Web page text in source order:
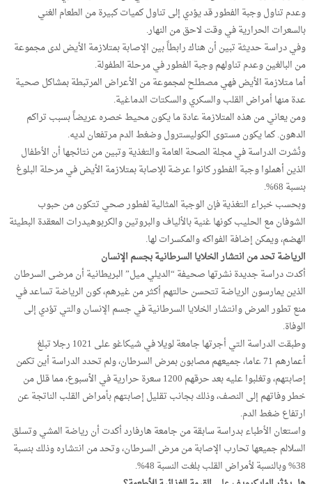
وعدم تناول وجبة الفطور قد يؤدي إلى تناول كميات كبيرة من الطعام الغني
بالسعرات الحرارية في وقت لاحق من النهار.
وفي دراسة حديثة تبين أن هناك رابطاً بين الإصابة بمتلازمة الأيض لدى مجموعة
من البالغين وعدم تناولهم وجبة الفطور في مرحلة الطفولة.
أما متلازمة الأيض فهي مصطلح لمجموعة من الأعراض المرتبطة بمشاكل صحية
عدة منها أمراض القلب والسكري والسكتات الدماغية.
ومن يعاني من هذه المتلازمة عادة ما يكون محيط خصره عريضاً بسبب تراكم
الدهون. كما يكون مستوى الكوليسترول وضغط الدم مرتفعان لديه.
ونُشرت الدراسة في مجلة الصحة العامة والتغذية وتبين من نتائجها أن الأطفال
الذين أهملوا وجبة الفطور كانوا عرضة للإصابة بمتلازمة الأيض في مرحلة البلوغ
بنسبة 68%.
وبحسب خبراء التغذية فإن الوجبة المثالية لفطور صحي تتكون من حبوب
الشوفان مع الحليب كونها غنية بالألياف والبروتين والكربوهيدرات المعقدة البطيئة
الهضم، ويمكن إضافة الفواكه والمكسرات لها.
الرياضة تحد من انتشار الخلايا السرطانية بجسم الإنسان
أكدت دراسة جديدة نشرتها صحيفة “الديلي ميل” البريطانية أن مرضى السرطان
الذين يمارسون الرياضة تتحسن حالتهم أكثر من غيرهم، كون الرياضة تساعد في
منع تطور المرض وانتشار الخلايا السرطانية في جسم الإنسان والتي تؤدي إلى
الوفاة.
وطبقت الدراسة التي أجرتها جامعة لويلا في شيكاغو على 1021 رجلا تبلغ
أعمارهم 71 عاما، جميعهم مصابون بمرض السرطان، ولم تحدد الدراسة أين تكمن
إصابتهم، وتغلبوا عليه بعد حرقهم 1200 سعرة حرارية في الأسبوع، مما قلل من
خطر وفاتهم إلى النصف، وذلك بجانب تقليل إصابتهم بأمراض القلب الناتجة عن
ارتفاع ضغط الدم.
واستعان الأطباء بدراسة سابقة من جامعة هارفارد أكدت أن رياضة المشي وتسلق
السلالم جميعها تحارب الإصابة من مرض السرطان، وتحد من انتشاره وذلك بنسبة
38% وبالنسبة لأمراض القلب بلغت النسبة 48%.